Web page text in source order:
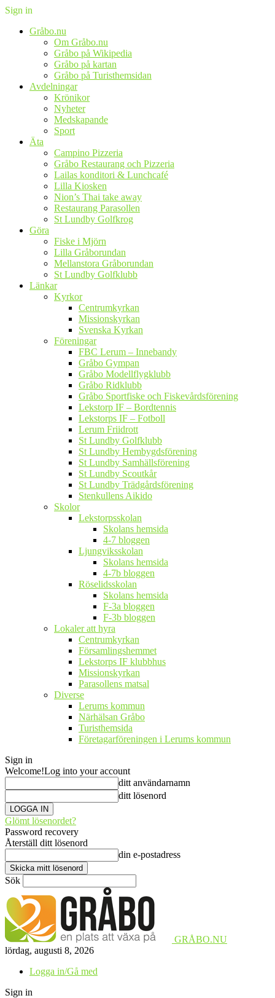
Sign in
Gråbo.nu
Om Gråbo.nu
Gråbo på Wikipedia
Gråbo på kartan
Gråbo på Turisthemsidan
Avdelningar
Krönikor
Nyheter
Medskapande
Sport
Äta
Campino Pizzeria
Gråbo Restaurang och Pizzeria
Lailas konditori & Lunchcafé
Lilla Kiosken
Nion’s Thai take away
Restaurang Parasollen
St Lundby Golfkrog
Göra
Fiske i Mjörn
Lilla Gråborundan
Mellanstora Gråborundan
St Lundby Golfklubb
Länkar
Kyrkor
Centrumkyrkan
Missionskyrkan
Svenska Kyrkan
Föreningar
FBC Lerum – Innebandy
Gråbo Gympan
Gråbo Modellflygklubb
Gråbo Ridklubb
Gråbo Sportfiske och Fiskevårdsförening
Lekstorp IF – Bordtennis
Lekstorps IF – Fotboll
Lerum Friidrott
St Lundby Golfklubb
St Lundby Hembygdsförening
St Lundby Samhällsförening
St Lundby Scoutkår
St Lundby Trädgårdsförening
Stenkullens Aikido
Skolor
Lekstorpsskolan
Skolans hemsida
4-7 bloggen
Ljungviksskolan
Skolans hemsida
4-7b bloggen
Röselidsskolan
Skolans hemsida
F-3a bloggen
F-3b bloggen
Lokaler att hyra
Centrumkyrkan
Församlingshemmet
Lekstorps IF klubbhus
Missionskyrkan
Parasollens matsal
Diverse
Lerums kommun
Närhälsan Gråbo
Turisthemsida
Företagarföreningen i Lerums kommun
Sign in
Welcome!Log into your account
ditt användarnamn
ditt lösenord
Glömt lösenordet?
Password recovery
Återställ ditt lösenord
din e-postadress
Sök
GRÅBO.NU
lördag, augusti 8, 2026
Logga in/Gå med
Sign in